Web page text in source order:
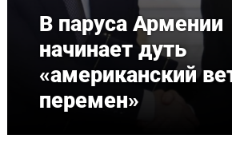
В паруса Армении
начинает дуть
«американский
перемен»